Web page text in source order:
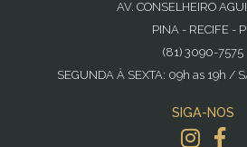
AV. CONSELHEIRO
PINA - RECIFE -
(81) 3090-7575
SEGUNDA À SEXTA: 09h as 19h /
SIGA-NOS